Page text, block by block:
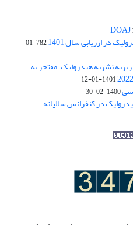
در ارزیابی سال 1401
782-01-
نشریه هیدرولیک، مفتخر به
1401-01-12
1400-02-30
در کنفرانس سالیانه